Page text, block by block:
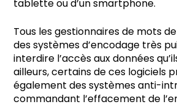
tablette ou d’un smartphone.
Tous les gestionnaires de mots
des systèmes d’encodage très
interdire l’accès aux données
ailleurs, certains de ces logiciels
également des systèmes anti-
commandant l’effacement de